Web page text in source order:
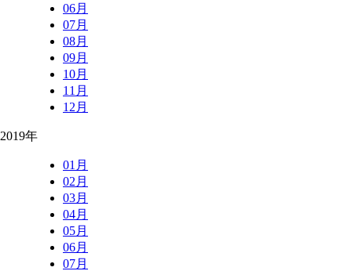
06月
07月
08月
09月
10月
11月
12月
2019年
01月
02月
03月
04月
05月
06月
07月